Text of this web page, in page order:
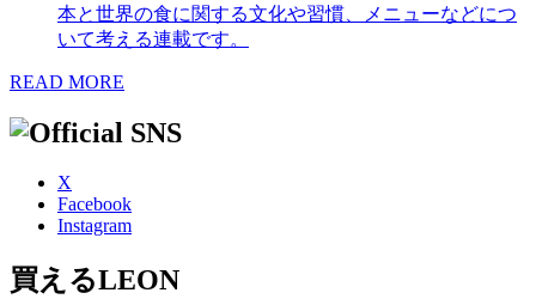
本と世界の食に関する文化や習慣、メニューなどにつ
いて考える連載です。
READ MORE
X
Facebook
Instagram
買えるLEON